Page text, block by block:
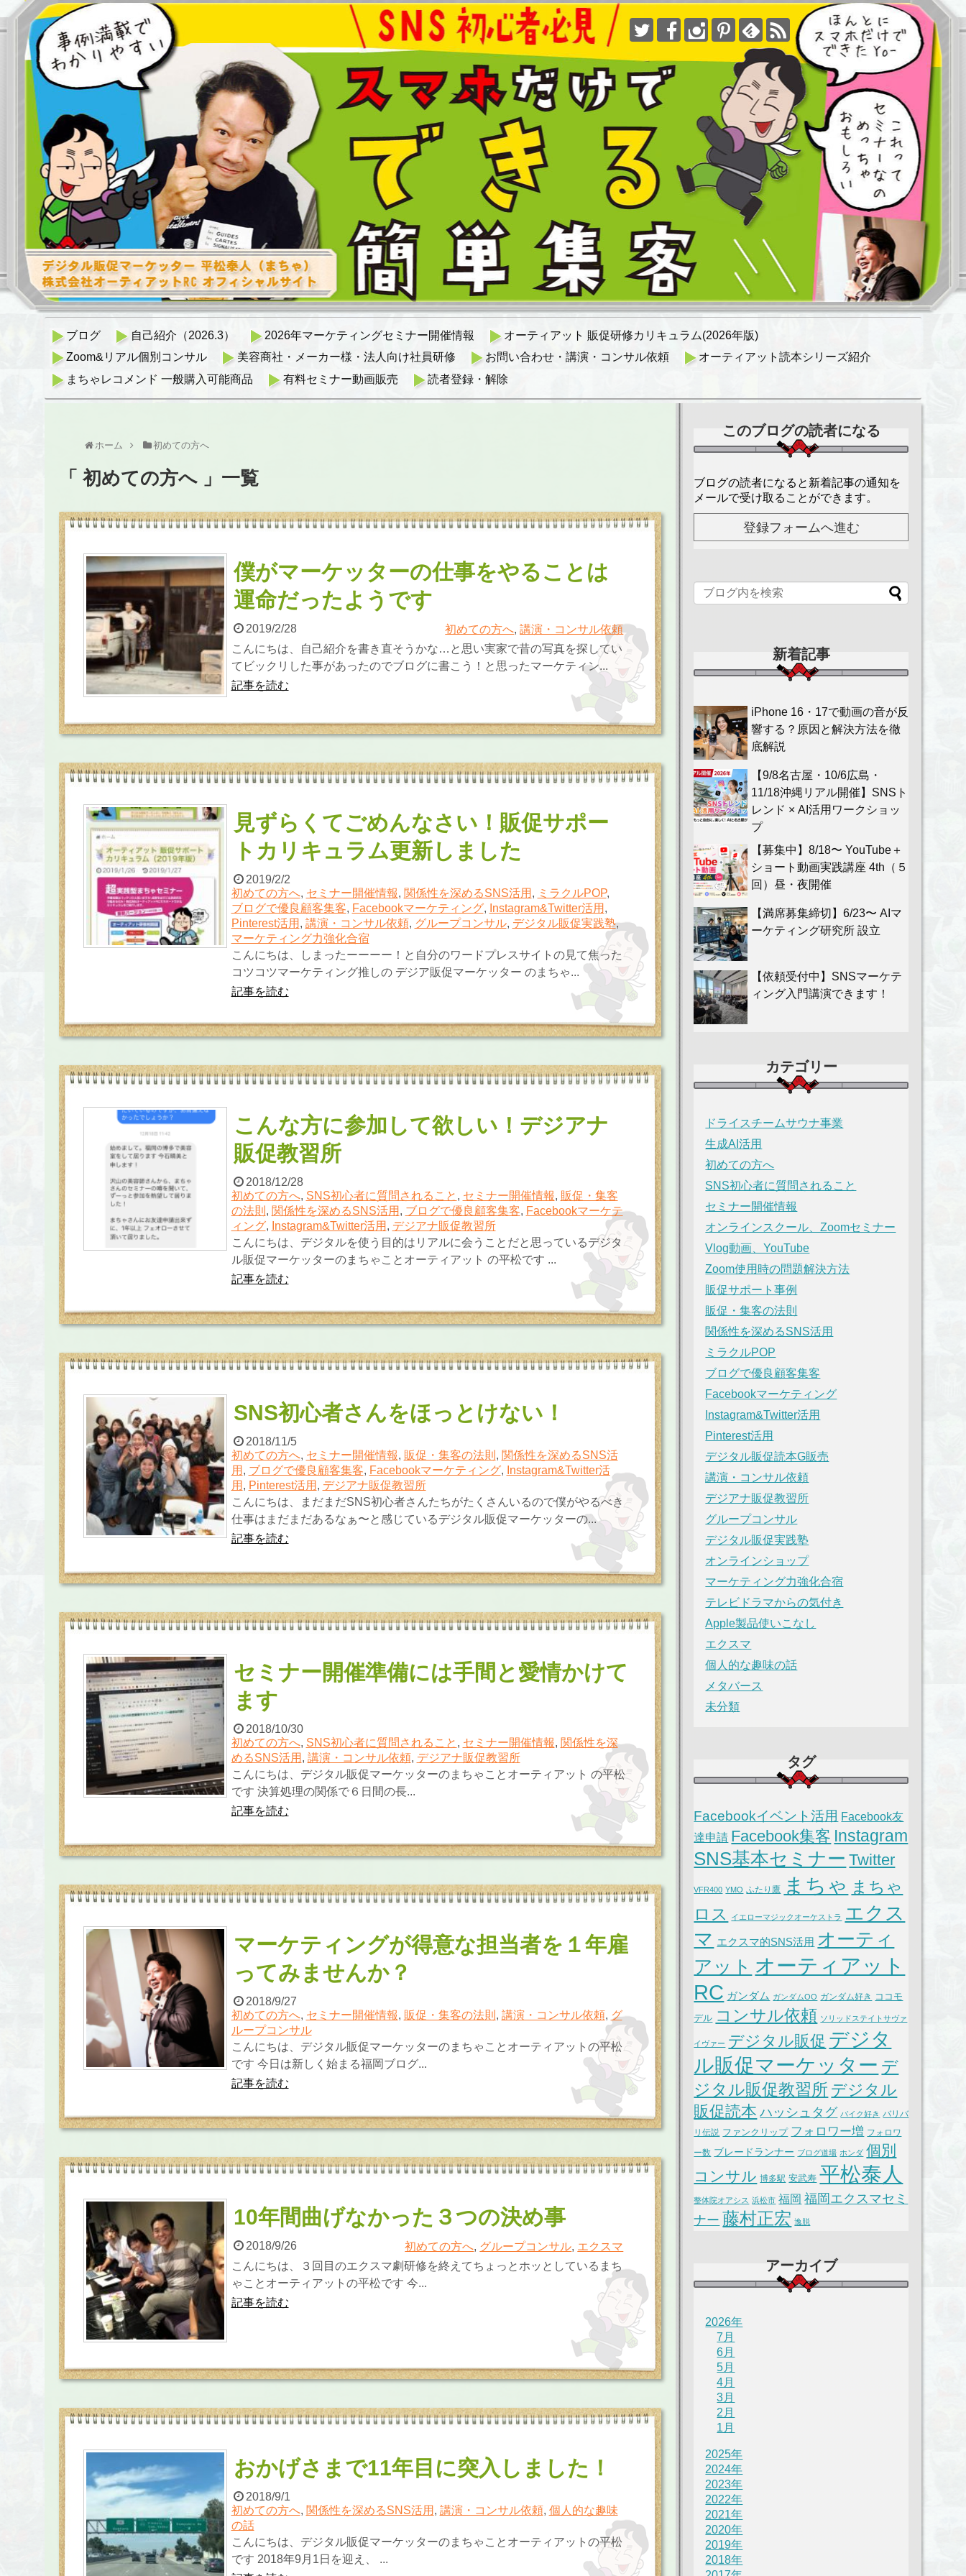
ブログ 自己紹介（2026.3） 2026年マーケティングセミナー開催情報
オーティアット 販促研修カリキュラム(2026年版)
Zoom&リアル個別コンサル
美容商社・メーカー様・法人向け社員研修 お問い合わせ・講演・コンサル依頼
オーティアット読本シリーズ紹介
まちゃレコメンド 一般購入可能商品
有料セミナー動画販売 読者登録・解除
ホーム 初めての方へ
「 初めての方へ 」一覧
僕がマーケッターの仕事をやることは
運命だったようです
2019/2/28 初めての方へ,講演・コンサル依頼
こんにちは、自己紹介を書き直そうかな…と思い実家で昔の写真を探してい
てビックリした事があったのでブログに書こう！と思ったマーケティン...
記事を読む
見ずらくてごめんなさい！販促サポー
トカリキュラム更新しました
2019/2/2
初めての方へ, セミナー開催情報, 関係性を深めるSNS活用 , ミラクルPOP,
ブログで優良顧客集客, Facebookマーケティング, Instagram&Twitter活用 ,
Pinterest活用 , 講演・コンサル依頼, グループコンサル, デジタル販促実践塾,
マーケティング力強化合宿
こんにちは、しまったーーーー！と自分のワードプレスサイトの見て焦った
コツコツマーケティング推しの デジア販促マーケッター のまちゃ...
記事を読む
こんな方に参加して欲しい！デジアナ
販促教習所
2018/12/28
初めての方へ, SNS初心者に質問されること , セミナー開催情報, 販促・集客
の法則 , 関係性を深めるSNS活用 , ブログで優良顧客集客, Facebookマーケテ
ィング, Instagram&Twitter活用 , デジアナ販促教習所
こんにちは、デジタルを使う目的はリアルに会うことだと思っているデジタ
ル販促マーケッターのまちゃことオーティアット の平松です ...
記事を読む
SNS初心者さんをほっとけない！
2018/11/5
初めての方へ, セミナー開催情報, 販促・集客の法則 , 関係性を深めるSNS活
用 , ブログで優良顧客集客, Facebookマーケティング, Instagram&Twitter活
用 , Pinterest活用 , デジアナ販促教習所
こんにちは、まだまだSNS初心者さんたちがたくさんいるので僕がやるべき
仕事はまだまだあるなぁ〜と感じているデジタル販促マーケッターの...
記事を読む
セミナー開催準備には手間と愛情かけて
ます
2018/10/30
初めての方へ, SNS初心者に質問されること , セミナー開催情報, 関係性を深
めるSNS活用 , 講演・コンサル依頼, デジアナ販促教習所
こんにちは、デジタル販促マーケッターのまちゃことオーティアット の平松
です 決算処理の関係で６日間の長...
記事を読む
マーケティングが得意な担当者を１年雇
ってみませんか？
2018/9/27
初めての方へ, セミナー開催情報, 販促・集客の法則 , 講演・コンサル依頼, グ
ループコンサル
こんにちは、デジタル販促マーケッターのまちゃことオーティアットの平松
です 今日は新しく始まる福岡ブログ...
記事を読む
10年間曲げなかった３つの決め事
2018/9/26 初めての方へ, グループコンサル, エクスマ
こんにちは、３回目のエクスマ劇研修を終えてちょっとホッとしているまち
ゃことオーティアットの平松です 今...
記事を読む
おかげさまで11年目に突入しました！
2018/9/1
初めての方へ, 関係性を深めるSNS活用 , 講演・コンサル依頼, 個人的な趣味
の話
こんにちは、デジタル販促マーケッターのまちゃことオーティアットの平松
です 2018年9月1日を迎え、 ...
このブログの読者になる
ブログの読者になると新着記事の通知を
メールで受け取ることができます。
新着記事
iPhone 16・17で動画の音が反
響する？原因と解決方法を徹
底解説
【9/8名古屋・10/6広島・
11/18沖縄リアル開催】SNSト
レンド × AI活用ワークショッ
プ
【募集中】8/18〜 YouTube＋
ショート動画実践講座 4th（５
回）昼・夜開催
【満席募集締切】6/23〜 AIマ
ーケティング研究所 設立
【依頼受付中】SNSマーケテ
ィング入門講演できます！
カテゴリー
ドライスチームサウナ事業
生成AI活用
初めての方へ
SNS初心者に質問されること
セミナー開催情報
オンラインスクール、Zoomセミナー
Vlog動画、YouTube
Zoom使用時の問題解決方法
販促サポート事例
販促・集客の法則
関係性を深めるSNS活用
ミラクルPOP
ブログで優良顧客集客
Facebookマーケティング
Instagram&Twitter活用
Pinterest活用
デジタル販促読本G販売
講演・コンサル依頼
デジアナ販促教習所
グループコンサル
デジタル販促実践塾
オンラインショップ
マーケティング力強化合宿
テレビドラマからの気付き
Apple製品使いこなし
エクスマ
個人的な趣味の話
メタバース
未分類
タグ
Facebookイベント活用 Facebook友
達申請 Facebook集客 Instagram
SNS基本セミナー Twitter
VFR400 YMO ふたり鷹 まちゃ まちゃ
ロス
イエローマジックオーケストラ
エクス
マ エクスマ的SNS活用 オーティ
アット オーティアット
RC ガンダム ガンダムOO ガンダム好き ココモ
デル コンサル依頼 ソリッドステイトサヴァ
イヴァー デジタル販促 デジタ
ル販促マーケッター デ
ジタル販促教習所 デジタル
販促読本 ハッシュタグ バイク好き バリバ
リ伝説 ファンクリップ フォロワー増 フォロワ
ー数 ブレードランナー ブログ道場 ホンダ 個別
コンサル 博多駅 安武寿 平松泰人
整体院オアシス 浜松市 福岡 福岡エクスマセミ
ナー 藤村正宏 逸脱
アーカイブ
2026年
7月
6月
5月
4月
3月
2月
1月
2025年
2024年
2023年
2022年
2021年
2020年
2019年
2018年